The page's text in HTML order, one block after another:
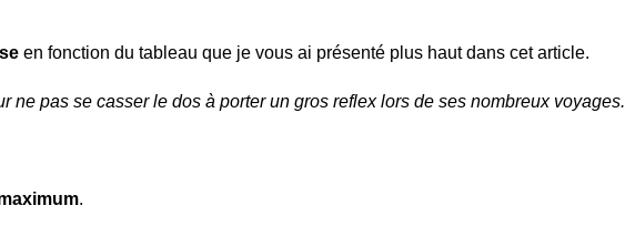
en fonction du tableau que je vous ai présenté plus haut dans cet article.
ne pas se casser le dos à porter un gros reflex lors de ses nombreux voyages.
.